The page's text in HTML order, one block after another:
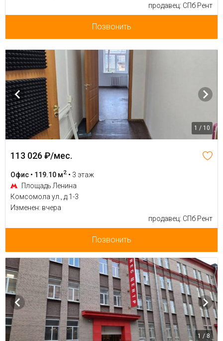
продавец: СПб Рент
Позвонить
1 / 10
113 026 ₽/мес.
Офис • 119.10 м2 • 3 этаж
Площадь Ленина
Комсомола ул., д.1-3
Изменен: вчера
продавец: СПб Рент
Позвонить
1 / 8